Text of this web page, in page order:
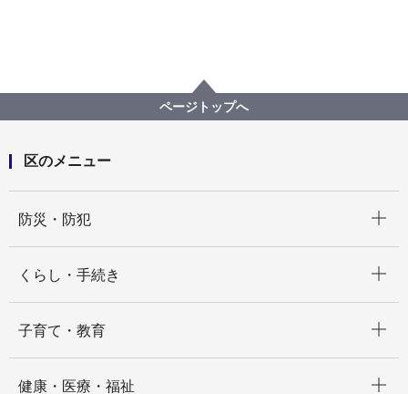
ページトップへ
区のメニュー
防災・防犯
くらし・手続き
子育て・教育
健康・医療・福祉